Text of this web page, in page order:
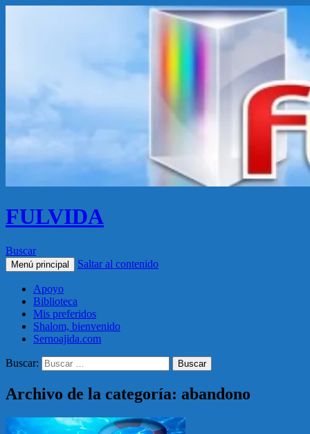
FULVIDA
Buscar
Menú principal Saltar al contenido
Apoyo
Biblioteca
Mis preferidos
Shalom, bienvenido
Sernoajida.com
Buscar:
Archivo de la categoría: abandono